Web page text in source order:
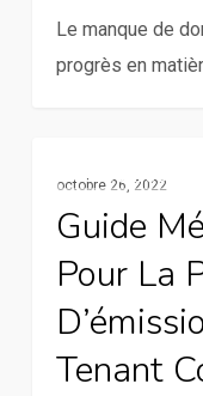
Le manque de
progrès en
méthodologique
pour
d’émissions
Ressources
octobre 26, 2022
Guide
Pour La
Tenant